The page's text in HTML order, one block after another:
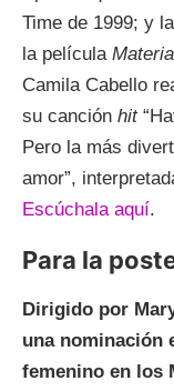
Time de 1999; y
la película
Camila Cabello
su canción hit
Pero la más
amor”,
Escúchala aquí.
Para la
Dirigido por
una nominación
femenino en los